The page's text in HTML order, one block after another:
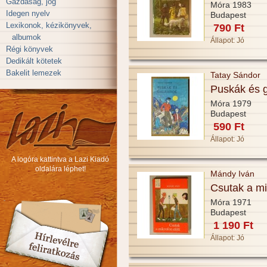
Idegen nyelv
Lexikonok, kézikönyvek,
albumok
Régi könyvek
Dedikált kötetek
Bakelit lemezek
A logóra kattintva a Lazi Kiadó
oldalára léphet!
Móra 1983
Budapest
790 Ft
Állapot: Jó
Tatay Sándor
Puskák és
Móra 1979
Budapest
590 Ft
Állapot: Jó
Mándy Iván
Csutak a
Móra 1971
Budapest
1 190 Ft
Állapot: Jó